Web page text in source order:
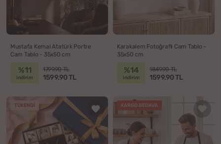
Mustafa Kemal Atatürk Portre
Cam Tablo - 35x50 cm
%11
indirim
1799.90 TL
1599.90 TL
Karakalem Fotoğraflı Cam Tablo -
35x50 cm
%14
indirim
1849.90 TL
1599.90 TL
TÜKENDI KARGO BEDAVA